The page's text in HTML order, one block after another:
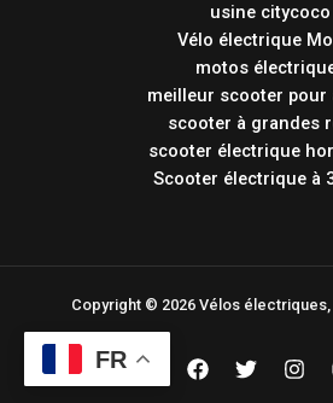
usine citycoco
Vélo électrique
motos
meilleur scooter pour
scooter à grandes
scooter électrique
Scooter électrique à
Copyright © 2026 Vélos
FR